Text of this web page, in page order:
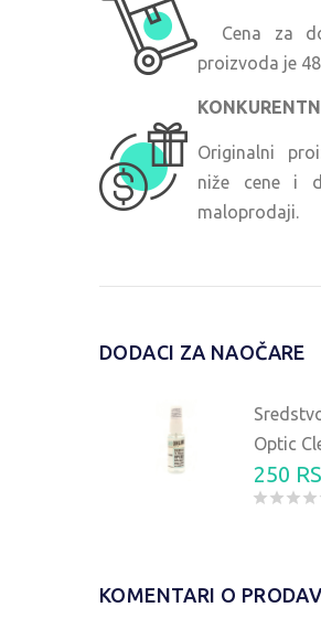
Cena za
proizvoda je
Originalni
niže cene i
maloprodaji.
DODACI ZA NAOČARE
Optic
250
KOMENTARI O